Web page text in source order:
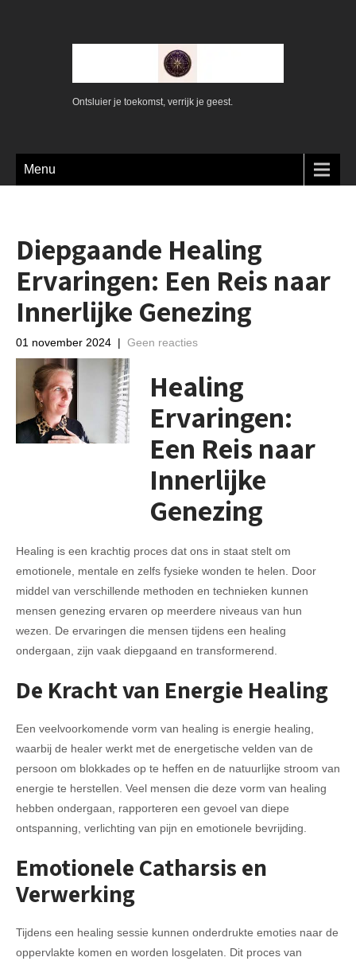
Ontsluier je toekomst, verrijk je geest.
Menu
Diepgaande Healing
Ervaringen: Een Reis naar
Innerlijke Genezing
01 november 2024 | Geen reacties
Healing
Ervaringen:
Een Reis naar
Innerlijke
Genezing
Healing is een krachtig proces dat ons in staat stelt om
emotionele, mentale en zelfs fysieke wonden te helen. Door
middel van verschillende methoden en technieken kunnen
mensen genezing ervaren op meerdere niveaus van hun
wezen. De ervaringen die mensen tijdens een healing
ondergaan, zijn vaak diepgaand en transformerend.
De Kracht van Energie Healing
Een veelvoorkomende vorm van healing is energie healing,
waarbij de healer werkt met de energetische velden van de
persoon om blokkades op te heffen en de natuurlijke stroom van
energie te herstellen. Veel mensen die deze vorm van healing
hebben ondergaan, rapporteren een gevoel van diepe
ontspanning, verlichting van pijn en emotionele bevrijding.
Emotionele Catharsis en
Verwerking
Tijdens een healing sessie kunnen onderdrukte emoties naar de
oppervlakte komen en worden losgelaten. Dit proces van